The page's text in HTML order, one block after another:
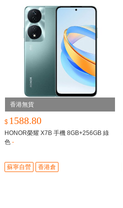
香港無貨
$ 1588.80
HONOR榮耀 X7B 手機 8GB+256GB 綠
色 -
蘇寧自營 香港倉